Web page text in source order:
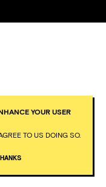
YOUR USER
TO US DOING SO.